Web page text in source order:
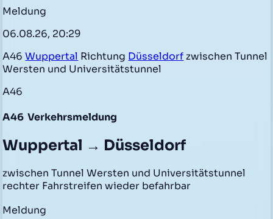
Meldung
06.08.26, 20:29
A46Wuppertal Richtung Düsseldorf zwischen Tunnel
Wersten und Universitätstunnel
A46
A46 Verkehrsmeldung
Wuppertal → Düsseldorf
zwischen Tunnel Wersten und Universitätstunnel
rechter Fahrstreifen wieder befahrbar
Meldung